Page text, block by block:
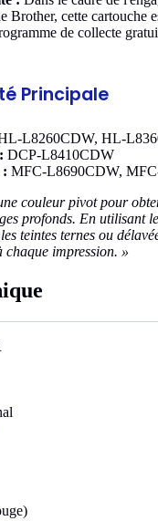
Brother, cette cartouche
de collecte
Principale
L8260CDW, HL-
DCP-L8410CDW
: MFC-L8690CDW,
couleur pivot pour
profonds. En utilisant
teintes ternes ou
chaque impression. »